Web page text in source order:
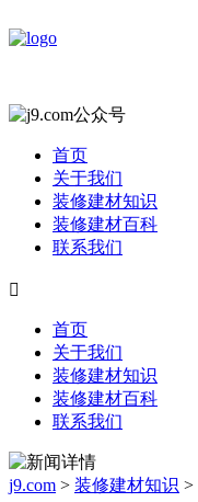
首页
关于我们
装修建材知识
装修建材百科
联系我们

首页
关于我们
装修建材知识
装修建材百科
联系我们
j9.com > 装修建材知识 >